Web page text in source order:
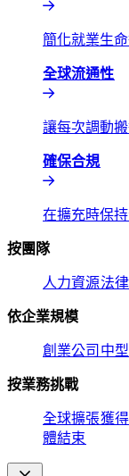
簡化就業生命
全球流通性​​
讓每次調動
確保合規​​
在擴充時保持
按團隊​​
人力資源​​法律​​
依企業規模​​
創業公司​​ 中
按業務挑戰​​
全球擴張​​獲
體結束​​